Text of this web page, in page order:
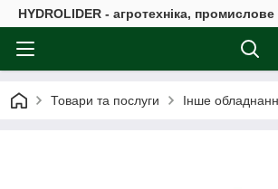
HYDROLIDER - агротехніка,
Товари та послуги Інше